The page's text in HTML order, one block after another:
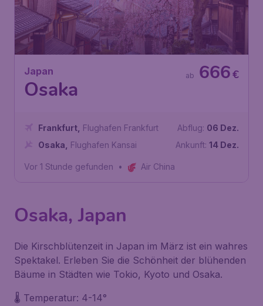
Japan
Osaka
€
666
Frankfurt Flughafen Frankfurt
Osaka
Flughafen Kansai
Abflug: 06 Dez.
Ankunft: 14 Dez.
Vor 1 Stunde gefunden • Air China
Osaka, Japan
Die Kirschblütenzeit in Japan im März ist ein wahres
Spektakel. Erleben Sie die Schönheit der blühenden
Bäume in Städten wie Tokio, Kyoto und Osaka.
🌡️ Temperatur: 4-14°